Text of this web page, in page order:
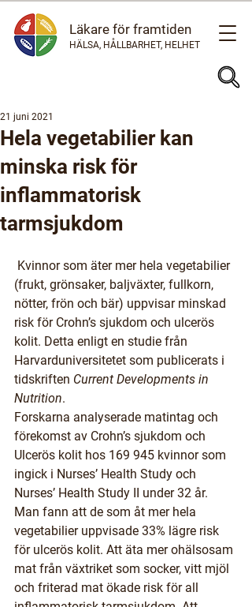
Läkare för framtiden
HÄLSA, HÅLLBARHET, HELHET
Hela vegetabilier kan
minska risk för
inflammatorisk
tarmsjukdom
21 juni 2021
(frukt, grönsaker, baljväxter, fullkorn,
nötter, frön och bär) uppvisar minskad
risk för Crohn’s sjukdom och ulcerös
kolit. Detta enligt en studie från
Harvarduniversitetet som publicerats i
tidskriften Current Developments in
Nutrition.
Forskarna analyserade matintag och
förekomst av Crohn’s sjukdom och
Ulcerös kolit hos 169 945 kvinnor som
ingick i Nurses’ Health Study och
Nurses’ Health Study II under 32 år.
Man fann att de som åt mer hela
vegetabilier uppvisade 33% lägre risk
för ulcerös kolit. Att äta mer ohälsosam
mat från växtriket som socker, vitt mjöl
och friterad mat ökade risk för all